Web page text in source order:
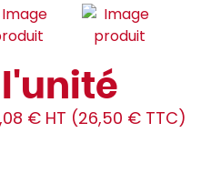
l'unité
€ HT (26,50 € TTC)